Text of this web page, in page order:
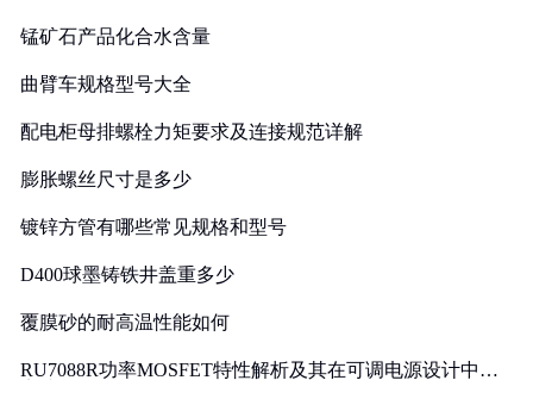
锰矿石产品化合水含量
曲臂车规格型号大全
配电柜母排螺栓力矩要求及连接规范详解
膨胀螺丝尺寸是多少
镀锌方管有哪些常见规格和型号
D400球墨铸铁井盖重多少
覆膜砂的耐高温性能如何
RU7088R功率MOSFET特性解析及其在可调电源设计中的